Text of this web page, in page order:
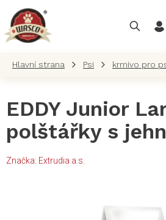
obsah
Psi krmivo pro
EDDY Junior
polštářky s
Značka: Extrudia a.s.